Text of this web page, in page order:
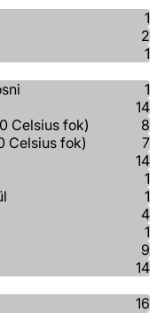
1
2
1
1
14
Celsius fok)
8
Celsius fok)
7
14
1
1
4
1
9
14
16